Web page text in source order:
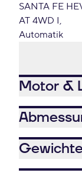
SANTA FE
AT 4WD I
Automatik
Motor &